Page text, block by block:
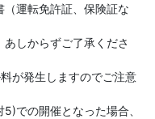
運転免許証、保険証な
しからずご了承くださ
が発生しますのでご注意
での開催となった場合、